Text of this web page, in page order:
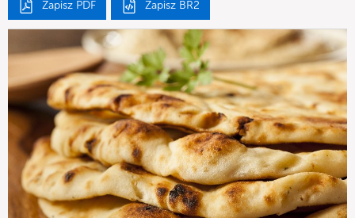
Zapisz PDF Zapisz BR2